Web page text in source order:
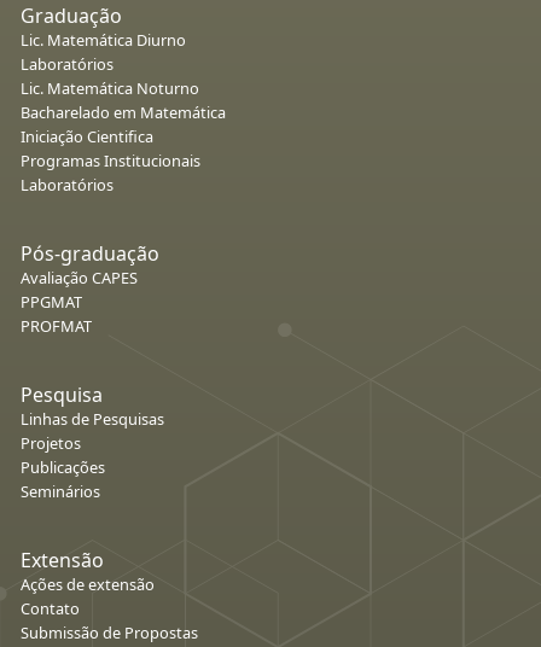
Graduação
Lic. Matemática Diurno
Laboratórios
Lic. Matemática Noturno
Bacharelado em Matemática
Iniciação Cientifica
Programas Institucionais
Laboratórios
Pós-graduação
Avaliação CAPES
PPGMAT
PROFMAT
Pesquisa
Linhas de Pesquisas
Projetos
Publicações
Seminários
Extensão
Ações de extensão
Contato
Submissão de Propostas